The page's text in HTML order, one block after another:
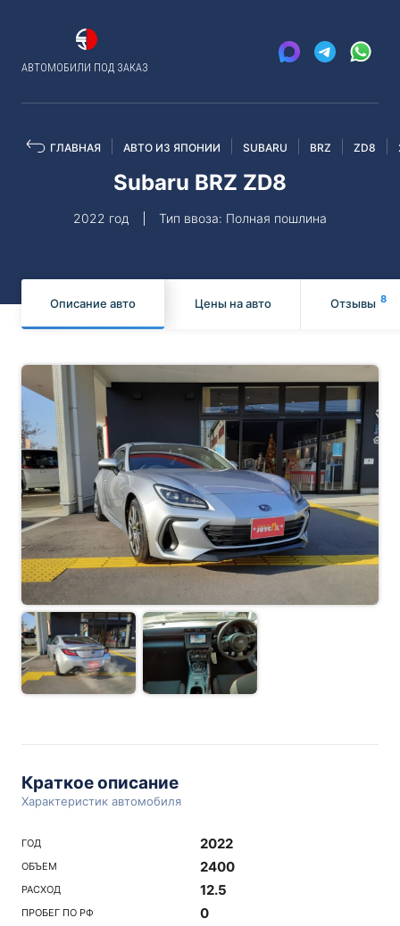
АВТОМОБИЛИ ПОД ЗАКАЗ
ГЛАВНАЯ АВТО ИЗ ЯПОНИИ SUBARU BRZ ZD8
Subaru BRZ ZD8
2022 год Тип ввоза: Полная пошлина
Описание авто Цены на авто Отзывы 8
Краткое описание
Характеристик автомобиля
ГОД 2022
ОБЪЕМ 2400
РАСХОД 12.5
ПРОБЕГ ПО РФ 0